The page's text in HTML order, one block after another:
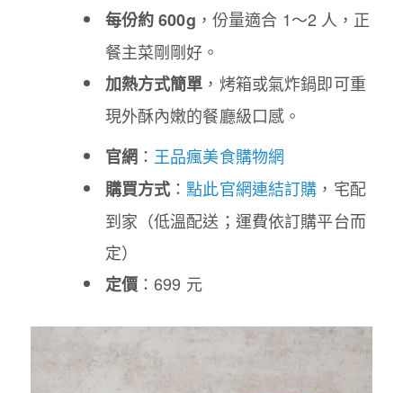
每份約 600g ，份量適合 1～2 人，正
餐主菜剛剛好。
加熱方式簡單 ，烤箱或氣炸鍋即可重
現外酥內嫩的餐廳級口感。
官網： 王品瘋美食購物網
購買方式 ： 點此官網連結訂購 ，宅配
到家（低溫配送；運費依訂購平台而
定）
定價：699 元